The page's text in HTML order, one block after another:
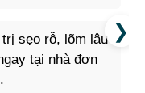
sẹo rỗ, lõm lâu
tại nhà đơn